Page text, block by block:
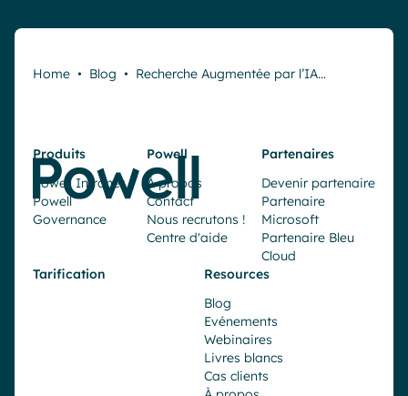
Home • Blog • Recherche Augmentée par l’IA…
Produits
Powell Intranet
Powell
Governance
Powell
À propos
Contact
Nous recrutons !
Centre d'aide
Partenaires
Devenir partenaire
Partenaire
Microsoft
Partenaire Bleu
Cloud
Tarification
Resources
Blog
Evénements
Webinaires
Livres blancs
Cas clients